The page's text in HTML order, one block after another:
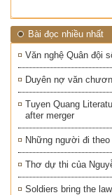
Bài đọc nhiều nhất
Văn nghệ Quân đội
Duyên nợ văn
Tuyen Quang
after merger
Những người đi
Thơ dự thi của
Soldiers bring the